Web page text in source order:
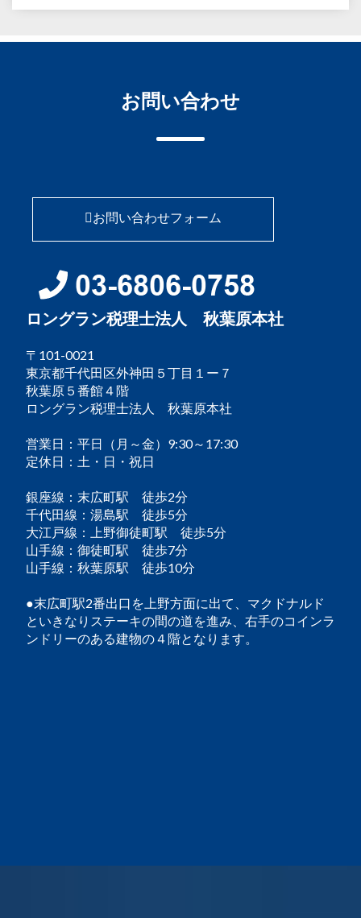
お問い合わせ
お問い合わせフォーム
ロングラン税理士法人 秋葉原本社
〒101-0021
東京都千代田区外神田５丁目１ー７
秋葉原５番館４階
ロングラン税理士法人 秋葉原本社
営業日：平日（月～金）9:30～17:30
定休日：土・日・祝日
銀座線：末広町駅 徒歩2分
千代田線：湯島駅 徒歩5分
大江戸線：上野御徒町駅 徒歩5分
山手線：御徒町駅 徒歩7分
山手線：秋葉原駅 徒歩10分
●末広町駅2番出口を上野方面に出て、マクドナルド
といきなりステーキの間の道を進み、右手のコインラ
ンドリーのある建物の４階となります。